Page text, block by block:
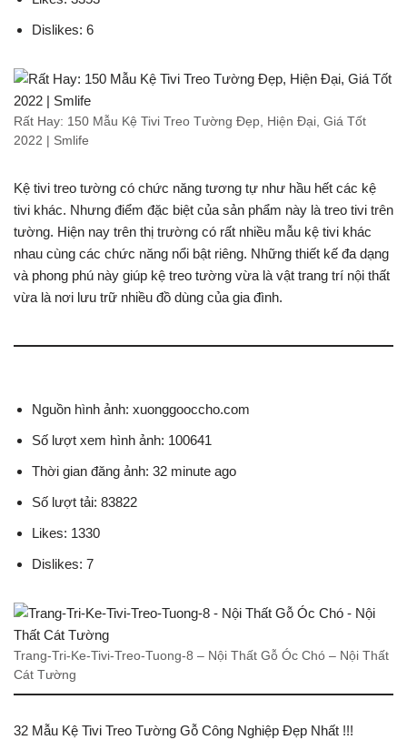
Dislikes: 6
Rất Hay: 150 Mẫu Kệ Tivi Treo Tường Đẹp, Hiện Đại, Giá Tốt
2022 | Smlife
Kệ tivi treo tường có chức năng tương tự như hầu hết các kệ
tivi khác. Nhưng điểm đặc biệt của sản phẩm này là treo tivi trên
tường. Hiện nay trên thị trường có rất nhiều mẫu kệ tivi khác
nhau cùng các chức năng nổi bật riêng. Những thiết kế đa dạng
và phong phú này giúp kệ treo tường vừa là vật trang trí nội thất
vừa là nơi lưu trữ nhiều đồ dùng của gia đình.
Nguồn hình ảnh: xuonggooccho.com
Số lượt xem hình ảnh: 100641
Thời gian đăng ảnh: 32 minute ago
Số lượt tải: 83822
Likes: 1330
Dislikes: 7
Trang-Tri-Ke-Tivi-Treo-Tuong-8 – Nội Thất Gỗ Óc Chó – Nội Thất
Cát Tường
32 Mẫu Kệ Tivi Treo Tường Gỗ Công Nghiệp Đẹp Nhất !!!